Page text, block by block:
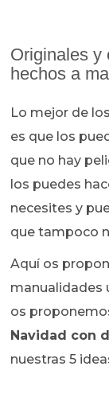
Originales y
hechos a
Lo mejor de
es que los
que no hay
los puedes
necesites y
que tampoco
Aquí os
manualidades
os
Navidad con
nuestras 5